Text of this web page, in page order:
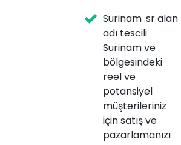
Surinam .sr alan
adı tescili
Surinam ve
bölgesindeki
reel ve
potansiyel
müşterileriniz
için satış ve
pazarlamanızı